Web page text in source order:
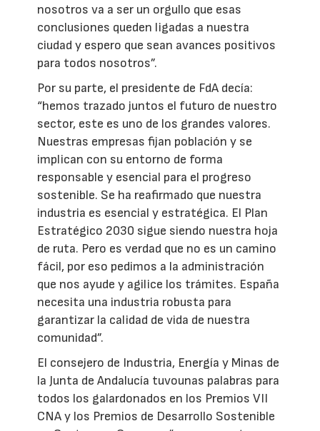
nosotros va a ser un orgullo que esas
conclusiones queden ligadas a nuestra
ciudad y espero que sean avances positivos
para todos nosotros”.
Por su parte, el presidente de FdA decía:
“hemos trazado juntos el futuro de nuestro
sector, este es uno de los grandes valores.
Nuestras empresas fijan población y se
implican con su entorno de forma
responsable y esencial para el progreso
sostenible. Se ha reafirmado que nuestra
industria es esencial y estratégica. El Plan
Estratégico 2030 sigue siendo nuestra hoja
de ruta. Pero es verdad que no es un camino
fácil, por eso pedimos a la administración
que nos ayude y agilice los trámites. España
necesita una industria robusta para
garantizar la calidad de vida de nuestra
comunidad”.
El consejero de Industria, Energía y Minas de
la Junta de Andalucía tuvounas palabras para
todos los galardonados en los Premios VII
CNA y los Premios de Desarrollo Sostenible